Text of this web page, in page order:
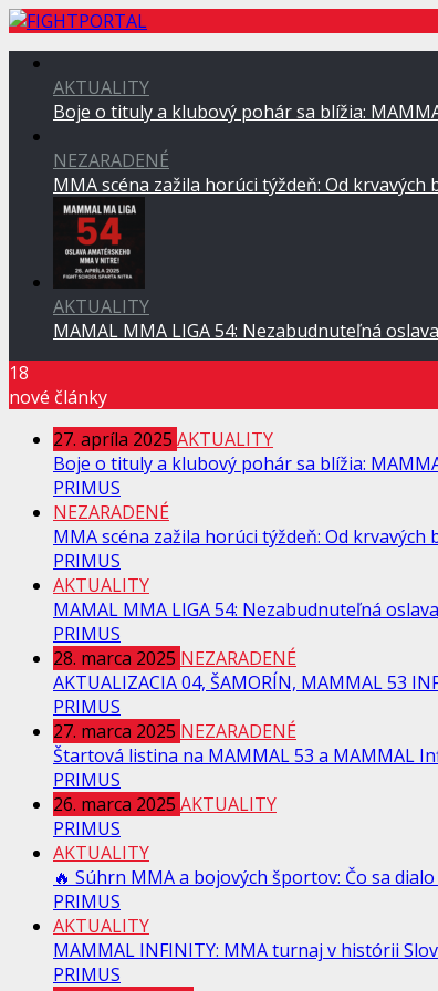
AKTUALITY
Boje o tituly a klubový pohár sa blížia:
NEZARADENÉ
MMA scéna zažila horúci týždeň: Od
AKTUALITY
MAMAL MMA LIGA 54: Nezabudnuteľná
18
nové články
27. apríla 2025 AKTUALITY
Boje o tituly a klubový pohár sa blížia:
PRIMUS
NEZARADENÉ
MMA scéna zažila horúci týždeň: Od
PRIMUS
AKTUALITY
MAMAL MMA LIGA 54: Nezabudnuteľná
PRIMUS
28. marca 2025 NEZARADENÉ
AKTUALIZACIA 04, ŠAMORÍN, MAMMAL 53
PRIMUS
27. marca 2025 NEZARADENÉ
Štartová listina na MAMMAL 53 a MAMMAL
PRIMUS
26. marca 2025 AKTUALITY
PRIMUS
AKTUALITY
🔥 Súhrn MMA a bojových športov: Čo sa
PRIMUS
AKTUALITY
MAMMAL INFINITY: MMA turnaj v histórii
PRIMUS